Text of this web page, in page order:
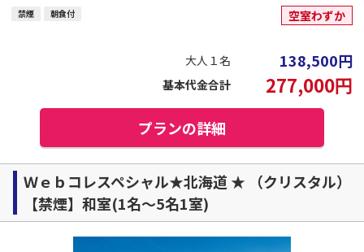
禁煙 朝食付 空室わずか
大人１名 138,500円
基本代金合計 277,000円
プランの詳細
Ｗｅｂコレスペシャル★北海道 ★ （クリスタル）
【禁煙】和室(1名～5名1室)